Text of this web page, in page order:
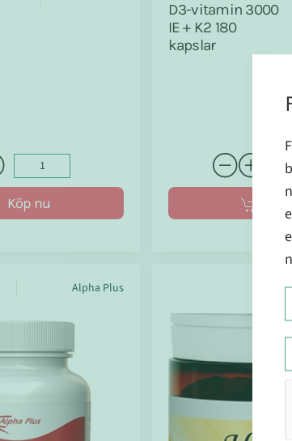
Köp nu
D3-vitamin 3000
IE + K2 180
kapslar
Köp
Alpha Plus